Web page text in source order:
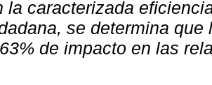
la caracterizada
se determina
de impacto en las